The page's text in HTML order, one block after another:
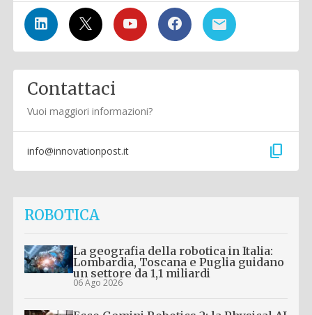
Contattaci
Vuoi maggiori informazioni?
info@innovationpost.it content_copy
ROBOTICA
La geografia della robotica in Italia:
Lombardia, Toscana e Puglia guidano
un settore da 1,1 miliardi
06 Ago 2026